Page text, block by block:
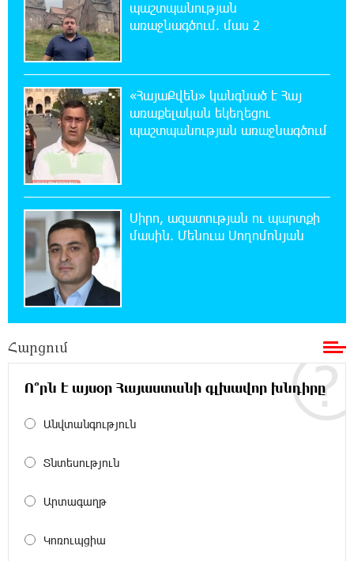
ԼՀԿ-ն պահանջում է դադարեցնել Գարեգին
Բ-ի և եպիսկոպոսների դեմ քրեական
հետապնդումը
Սարյան փողոցի բնակարաններից մեկում
պայթյունի հետևանքով 55-ամյա
տղամարդը այրվածքներով տեղափոխվել է
«Այրվածքաբանության ազգային կենտրոն»
Սլովակիայի արևելքում արտակարգ
դրություն է հայտարարվել շոգի ալիքների
պատճառով
19:53:41 7-08-2026
Երթևեկության կազմակերպման
19:35:21 7-08-2026
Հայաստանի հավաքականի նախկին
մարզիչը կգլխավորի Ղազախստանի
ԱԱԾ-ն զեկույց է ներկայացրել
Թրամփը ասել է, որ հանրապետականները
պաշտպանության
առաջնագծում. մաս 2
«ՀայաՔվեն» կանգնած է Հայ
առաքելական եկեղեցու
պաշտպանության առաջնագծում
Սիրո, ազատության ու պարտքի
մասին. Մենուա Սողոմոնյան
Հարցում
Ո՞րն է այսօր Հայաստանի գլխավոր խնդիրը
Անվտանգություն
Տնտեսություն
Արտագաղթ
Կոռուպցիա